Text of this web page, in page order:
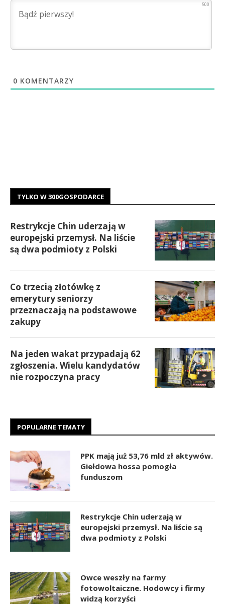
500
0 KOMENTARZY
TYLKO W 300GOSPODARCE
Restrykcje Chin uderzają w
europejski przemysł. Na liście
są dwa podmioty z Polski
Co trzecią złotówkę z
emerytury seniorzy
przeznaczają na podstawowe
zakupy
Na jeden wakat przypadają 62
zgłoszenia. Wielu kandydatów
nie rozpoczyna pracy
POPULARNE TEMATY
PPK mają już 53,76 mld zł aktywów.
Giełdowa hossa pomogła
funduszom
Restrykcje Chin uderzają w
europejski przemysł. Na liście są
dwa podmioty z Polski
Owce weszły na farmy
fotowoltaiczne. Hodowcy i firmy
widzą korzyści